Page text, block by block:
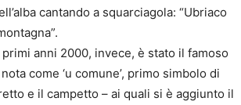
cantando a squarciagola: “Ubriaco
anni 2000, invece, è stato il famoso
come ‘u comune’, primo simbolo di
e il campetto – ai quali si è aggiunto il